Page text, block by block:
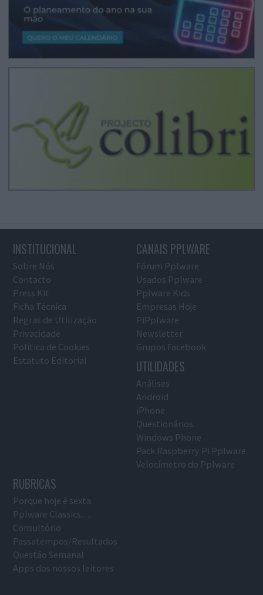
INSTITUCIONAL
Sobre Nós
Contacto
Press Kit
Ficha Técnica
Regras de Utilização
Privacidade
Política de Cookies
Estatuto Editorial
CANAIS PPLWARE
Fórum Pplware
Usados Pplware
Pplware Kids
Empresas Hoje
PiPplware
Newsletter
Grupos Facebook
UTILIDADES
Análises
Android
iPhone
Questionários
Windows Phone
Pack Raspberry Pi Pplware
Velocímetro do Pplware
RUBRICAS
Porque hoje é sexta
Pplware Classics…
Consultório
Passatempos/Resultados
Questão Semanal
Apps dos nossos leitores